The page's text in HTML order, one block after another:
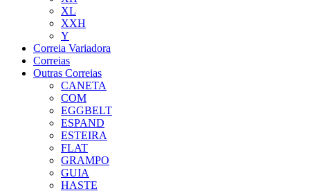
XL
XXH
Y
Correia Variadora
Correias
Outras Correias
CANETA
COM
EGGBELT
ESPAND
ESTEIRA
FLAT
GRAMPO
GUIA
HASTE